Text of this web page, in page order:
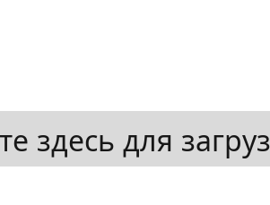
здесь для